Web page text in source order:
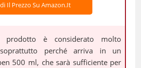
Il Prezzo Su Amazon.it
è considerato molto
soprattutto perché arriva in un
500 ml, che sarà sufficiente per